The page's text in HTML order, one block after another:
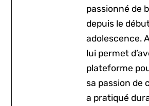
passionné de
depuis le
adolescence.
lui permet
plateforme
sa passion de
a pratiqué